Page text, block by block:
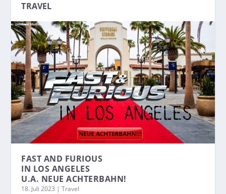
TRAVEL
FAST AND FURIOUS
IN LOS ANGELES
U.A. NEUE ACHTERBAHN!
18. Juli 2023 |Travel